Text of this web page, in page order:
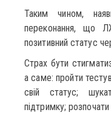
Таким чином,
переконання, що
позитивний статус
Страх бути
а саме: пройти
свій статус;
підтримку; розпочати